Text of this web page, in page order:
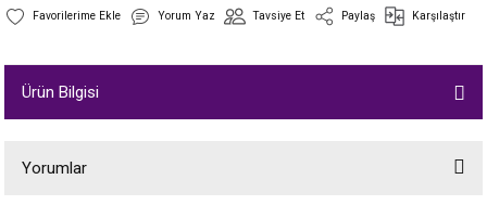
Yorum Yaz Tavsiye Et Paylaş Karşılaştır
Ürün Bilgisi
Yorumlar